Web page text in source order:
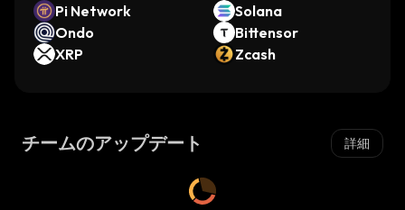
Pi Network
Solana
Ondo
Bittensor
XRP
Zcash
チームのアップデート 詳細